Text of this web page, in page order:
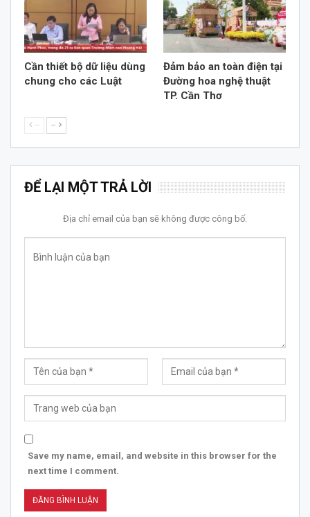
Cần thiết bộ dữ liệu dùng
chung cho các Luật
Đảm bảo an toàn điện tại
Đường hoa nghệ thuật
TP. Cần Thơ
-- --
ĐỂ LẠI MỘT TRẢ LỜI
Địa chỉ email của bạn sẽ không được công bố.
Save my name, email, and website in this browser for the
next time I comment.